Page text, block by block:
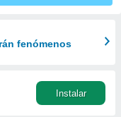
fenómenos
Instalar